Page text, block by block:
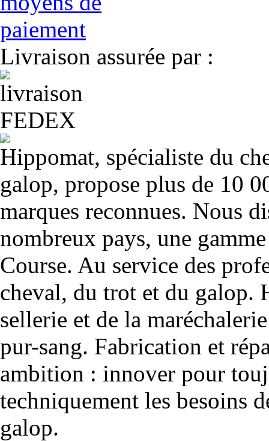
Livraison assurée par :
Hippomat, spécialiste du
galop, propose plus de 10
marques reconnues. Nous
nombreux pays, une
Course. Au service des
cheval, du trot et du galop.
sellerie et de la
pur-sang. Fabrication et
ambition : innover pour
techniquement les besoins
galop.